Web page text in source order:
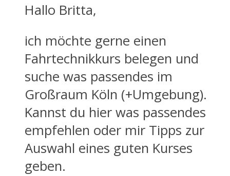
Hallo Britta,
ich möchte gerne einen
Fahrtechnikkurs belegen und
suche was passendes im
Großraum Köln (+Umgebung).
Kannst du hier was passendes
empfehlen oder mir Tipps zur
Auswahl eines guten Kurses
geben.